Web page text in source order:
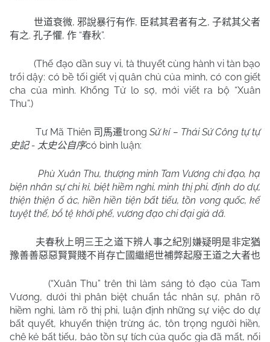
世道衰微, 邪說暴行有作, 臣弒其君者有之, 子弒其父者
有之. 孔子懼, 作 “春秋”.
(Thế đạo dần suy vi, tà thuyết cùng hành vi tàn bạo
trổi dậy: có bề tối giết vị quân chủ của mình, có con giết
cha của mình. Khổng Tử lo sợ, mới viết ra bộ “Xuân
Thu”.)
Tư Mã Thiên 司馬遷trong Sử kí – Thái Sử Công tự tự
史記- 太史公自序có bình luận:
Phù Xuân Thu, thượng minh Tam Vương chi đạo, hạ
biện nhân sự chi kỉ, biệt hiềm nghi, minh thị phi, định do dự,
thiện thiện ố ác, hiền hiền tiện bất tiếu, tồn vong quốc, kế
tuyệt thế, bổ tệ khởi phế, vương đạo chi đại giả dã.
夫春秋上明三王之道下辨人事之紀別嫌疑明是非定猶
豫善善惡惡賢賢賤不肖存亡國繼絕世補弊起廢王道之大者也
(“Xuân Thu” trên thì làm sáng tỏ đạo của Tam
Vương, dưới thì phân biệt chuẩn tắc nhân sự, phân rõ
hiềm nghi, làm rõ thị phi, luận định những sự việc do dự
bất quyết, khuyến thiện trừng ác, tôn trọng người hiền,
chê kẻ bất tiếu, bảo tồn sự tích của quốc gia đã mất, nối